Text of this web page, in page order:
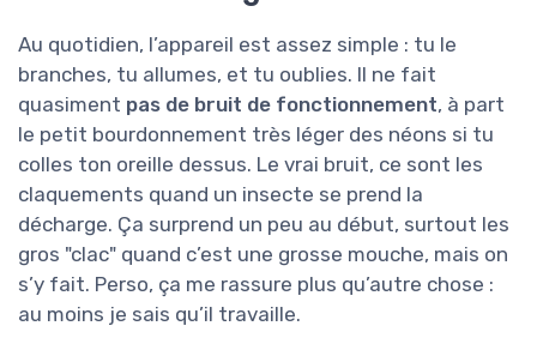
Au quotidien, l’appareil est assez simple : tu le
branches, tu allumes, et tu oublies. Il ne fait
quasiment pas de bruit de fonctionnement, à part
le petit bourdonnement très léger des néons si tu
colles ton oreille dessus. Le vrai bruit, ce sont les
claquements quand un insecte se prend la
décharge. Ça surprend un peu au début, surtout les
gros "clac" quand c’est une grosse mouche, mais on
s’y fait. Perso, ça me rassure plus qu’autre chose :
au moins je sais qu’il travaille.